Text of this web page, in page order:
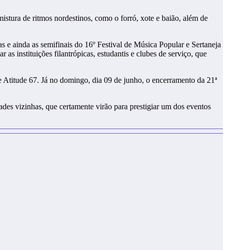
de ritmos nordestinos, como o forró, xote e baião, além de
ainda as semifinais do 16º Festival de Música Popular e Sertaneja
as instituições filantrópicas, estudantis e clubes de serviço, que
67. Já no domingo, dia 09 de junho, o encerramento da 21ª
vizinhas, que certamente virão para prestigiar um dos eventos